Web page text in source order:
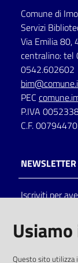
Seguici
su
Catalogo
Eventi
Comune di
Servizi
Via Emilia 80,
centralino: tel
0542.602602
PEC
P.IVA
C.F.
NEWSLETTER
Iscriviti per
Questo sito utilizza